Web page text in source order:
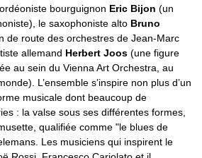
bourguignon Eric Bijon (un
le saxophoniste alto Bruno
de route des orchestres de Jean-Marc
allemand Herbert Joos (une figure
au sein du Vienna Art Orchestra, au
L’ensemble s’inspire non plus d’un
musicale dont beaucoup de
: la valse sous ses différentes formes,
qualifiée comme "le blues de
Les musiciens qui inspirent le